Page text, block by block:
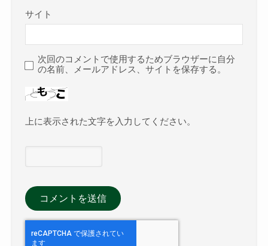
サイト
次回のコメントで使用するためブラウザーに自分
の名前、メールアドレス、サイトを保存する。
上に表示された文字を入力してください。